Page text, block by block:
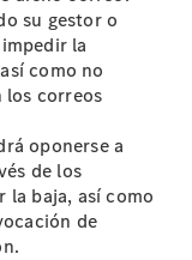
su gestor o
la
como no
los correos
oponerse a
de los
la baja, así como
de